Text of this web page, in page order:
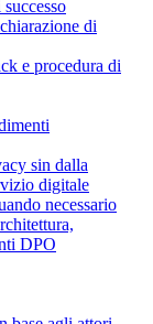
di
e procedura di
sin dalla
digitale
necessario
DPO